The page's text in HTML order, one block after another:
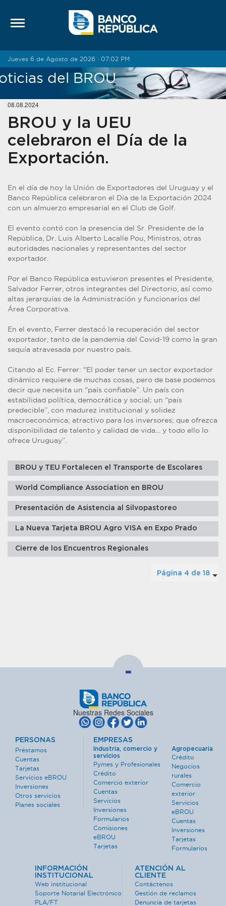
Jueves 6 de Agosto de 2026 · 07:02 PM
del BROU
08.08.2024
BROU y la UEU
celebraron el Día de la
Exportación.
En el día de hoy la Unión de Exportadores del Uruguay y el
Banco República celebraron el Día de la Exportación 2024
con un almuerzo empresarial en el Club de Golf.
El evento contó con la presencia del Sr. Presidente de la
República, Dr. Luis Alberto Lacalle Pou, Ministros, otras
autoridades nacionales y representantes del sector
exportador.
Por el Banco República estuvieron presentes el Presidente,
Salvador Ferrer, otros integrantes del Directorio, así como
altas jerarquías de la Administración y funcionarios del
Área Corporativa.
En el evento, Ferrer destacó la recuperación del sector
exportador, tanto de la pandemia del Covid-19 como la gran
sequía atravesada por nuestro país.
Citando al Ec. Ferrer: “El poder tener un sector exportador
dinámico requiere de muchas cosas, pero de base podemos
decir que necesita un “país confiable”. Un país con
estabilidad política, democrática y social; un “país
predecible”, con madurez institucional y solidez
macroeconómica; atractivo para los inversores; que ofrezca
disponibilidad de talento y calidad de vida… y todo ello lo
ofrece Uruguay”.
BROU y TEU Fortalecen el Transporte de Escolares
World Compliance Association en BROU
Presentación de Asistencia al Silvopastoreo
La Nueva Tarjeta BROU Agro VISA en Expo Prado
Cierre de los Encuentros Regionales
Página 4 de 18
-
Nuestras Redes Sociales
PERSONAS
Préstamos
Cuentas
Tarjetas
Servicios eBROU
Inversiones
Otros servicios
Planes sociales
EMPRESAS
Industria, comercio y
servicios
Pymes y Profesionales
Crédito
Comercio exterior
Cuentas
Servicios
Inversiones
Formularios
Comisiones
eBROU
Tarjetas
Agropecuaria
Crédito
Negocios
rurales
Comercio
exterior
Servicios
eBROU
Cuentas
Inversiones
Tarjetas
Formularios
INFORMACIÓN
INSTITUCIONAL
Web institucional
Soporte Notarial Electrónico
PLA/FT
ATENCIÓN AL
CLIENTE
Contáctenos
Gestión de reclamos
Denuncia de tarjetas